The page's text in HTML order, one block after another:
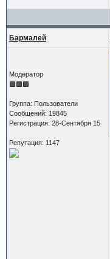
Бармалей
Модератор
Группа: Пользователи
Сообщений: 19845
Регистрация: 28-Сентября 15
Репутация: 1147